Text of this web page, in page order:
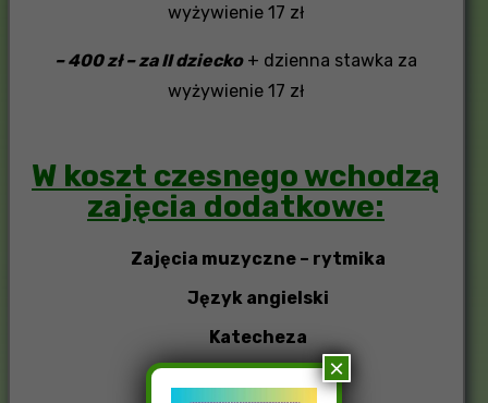
wyżywienie 17 zł
– 400 zł – za II dziecko+ dzienna stawka za
wyżywienie 17 zł
W koszt czesnego wchodzą
zajęcia dodatkowe:
Zajęcia muzyczne – rytmika
Język angielski
Katecheza
×